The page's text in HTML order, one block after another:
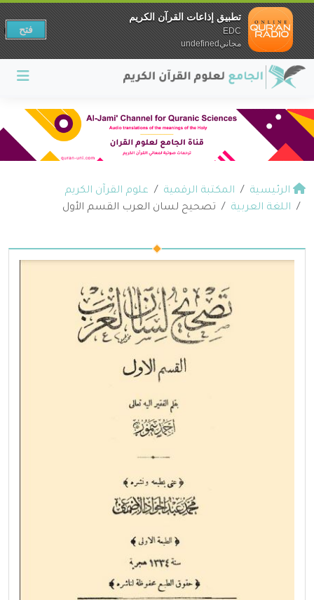
الرئيسية المكتبة الرقمية
علوم القرآن الكريم
اللغة العربية
تصحيح لسان العرب القسم الأول
تطبيق إذاعات القرآن الكريم
EDC
مجانيundefined
فتح